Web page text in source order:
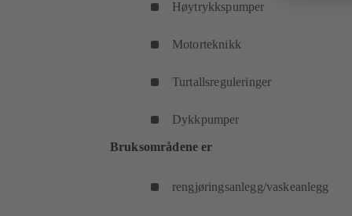
Høytrykkspumper
Motorteknikk
Turtallsreguleringer
Dykkpumper
Bruksområdene er
rengjøringsanlegg/vaskeanlegg